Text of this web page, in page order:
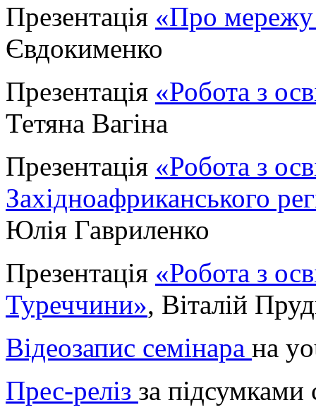
Презентація «Про
Євдокименко
Презентація «Робота з
Тетяна Вагіна
Презентація «Робота з
Західноафриканського
Юлія Гавриленко
Презентація «Робота з
Туреччини», Віталій
Відеозапис семінара на
Прес-реліз за підсумками